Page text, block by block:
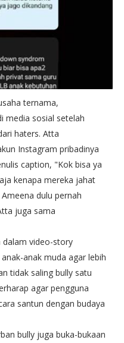
ternama,
media sosial setelah
haters. Atta
Instagram pribadinya
caption, "Kok bisa ya
kenapa mereka jahat
dulu pernah
juga sama
dalam video-story
anak muda agar lebih
tidak saling bully satu
agar pengguna
santun dengan budaya
bully juga buka-bukaan